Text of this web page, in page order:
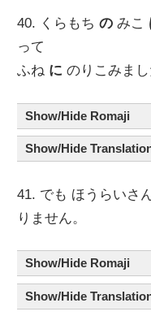
40. くらもちの みこ
って
ふね に のりこみまし
Show/Hide Romaji
Show/Hide
41. でも ほうらいさ
りません。
Show/Hide Romaji
Show/Hide